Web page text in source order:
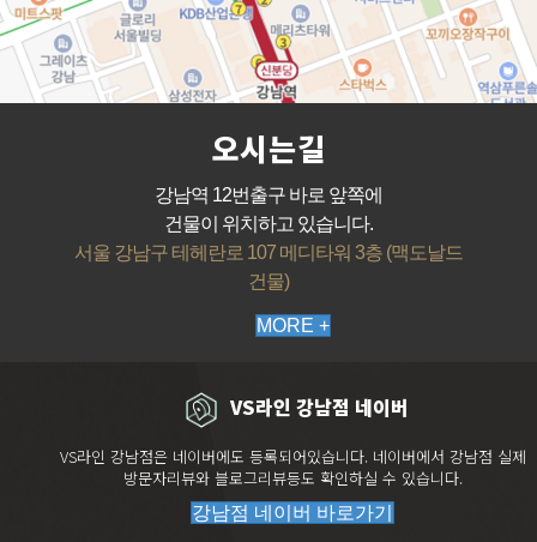
오시는길
강남역 12번출구 바로 앞쪽에
건물이 위치하고 있습니다.
서울 강남구 테헤란로 107 메디타워 3층 (맥도날드
건물)
MORE +
VS라인 강남점 네이버
VS라인 강남점은 네이버에도 등록되어있습니다. 네이버에서 강남점 실제
방문자리뷰와 블로그리뷰등도 확인하실 수 있습니다.
강남점 네이버 바로가기